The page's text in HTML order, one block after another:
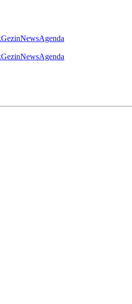
GezinNewsAgenda
GezinNewsAgenda